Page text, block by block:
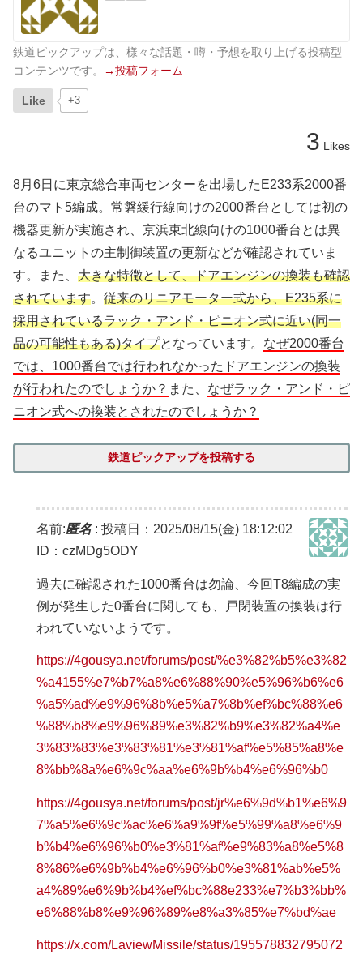
鉄道ピックアップは、様々な話題・噂・予想を取り上げる投稿型
コンテンツです。
→投稿フォーム
Like +3
3 Likes
8月6日に東京総合車両センターを出場したE233系2000番
台のマト5編成。常磐緩行線向けの2000番台としては初の
機器更新が実施され、京浜東北線向けの1000番台とは異
なるユニットの主制御装置の更新などが確認されていま
す。また、 大きな特徴として、ドアエンジンの換装も確認
されています。 従来のリニアモーター式から、E235系に
採用されているラック・アンド・ピニオン式に近い(同一
品の可能性もある)タイプとなっています。 なぜ2000番台
では、1000番台では行われなかったドアエンジンの換装
が行われたのでしょうか？ また、 なぜラック・アンド・ピ
ニオン式への換装とされたのでしょうか？
鉄道ピックアップを投稿する
名前:匿名: 投稿日：2025/08/15(金) 18:12:02
ID：czMDg5ODY
過去に確認された1000番台は勿論、今回T8編成の実
例が発生した0番台に関しても、戸閉装置の換装は行
われていないようです。
https://4gousya.net/forums/post/%e3%82%b5%e3%82
%a4155%e7%b7%a8%e6%88%90%e5%96%b6%e6
%a5%ad%e9%96%8b%e5%a7%8b%ef%bc%88%e6
%88%b8%e9%96%89%e3%82%b9%e3%82%a4%e
3%83%83%e3%83%81%e3%81%af%e5%85%a8%e
8%bb%8a%e6%9c%aa%e6%9b%b4%e6%96%b0
https://4gousya.net/forums/post/jr%e6%9d%b1%e6%9
7%a5%e6%9c%ac%e6%a9%9f%e5%99%a8%e6%9
b%b4%e6%96%b0%e3%81%af%e9%83%a8%e5%8
8%86%e6%9b%b4%e6%96%b0%e3%81%ab%e5%
a4%89%e6%9b%b4%ef%bc%88e233%e7%b3%bb%
e6%88%b8%e9%96%89%e8%a3%85%e7%bd%ae
https://x.com/LaviewMissile/status/195578832795072